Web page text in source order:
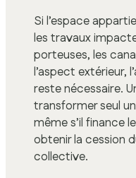
Si l’espace
les travaux
porteuses, les
l’aspect extérieur,
reste nécessaire.
transformer seul
même s’il finance
obtenir la cession
collective.